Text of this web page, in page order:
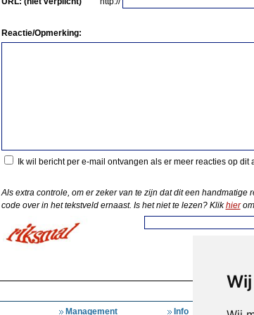
Reactie/Opmerking:
Ik wil bericht per e-mail ontvangen als er meer reacties op dit
Als extra controle, om er zeker van te zijn dat dit een handmatige
code over in het tekstveld ernaast. Is het niet te lezen? Klikhier
Management Info